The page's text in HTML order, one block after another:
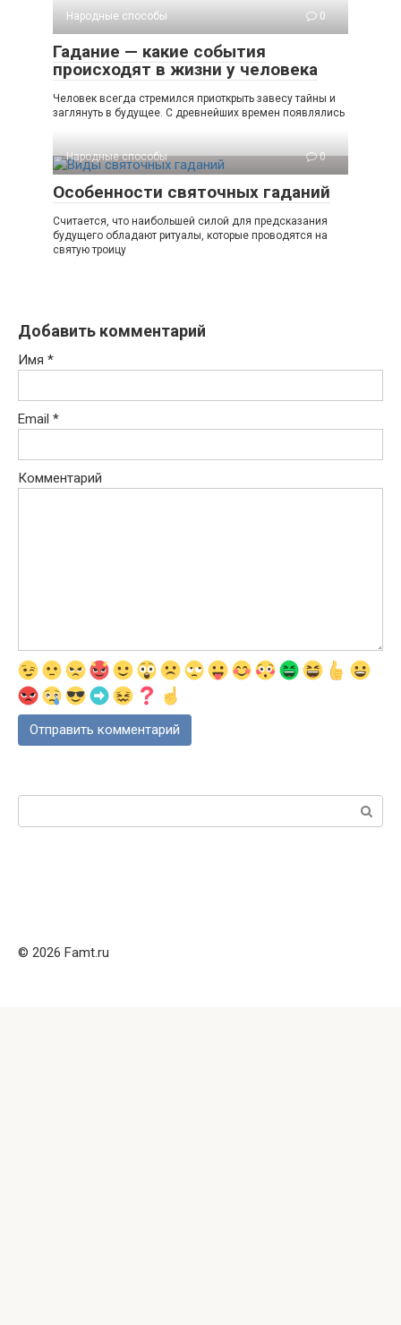
Народные способы
0
Гадание — какие события
происходят в жизни у человека
Человек всегда стремился приоткрыть завесу тайны и
заглянуть в будущее. С древнейших времен появлялись
Народные способы 0
Особенности святочных гаданий
Считается, что наибольшей силой для предсказания
будущего обладают ритуалы, которые проводятся на
святую троицу
Добавить комментарий
Имя *
Email *
Комментарий
© 2026 Famt.ru